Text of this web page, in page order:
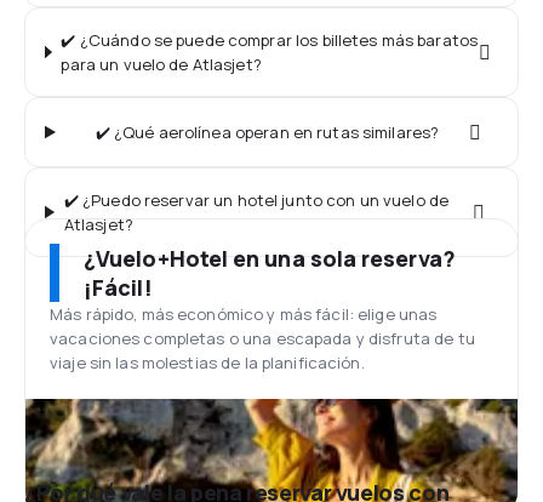
✔️ ¿Cuándo se puede comprar los billetes más baratos
para un vuelo de Atlasjet?
✔️ ¿Qué aerolínea operan en rutas similares?
✔️ ¿Puedo reservar un hotel junto con un vuelo de
Atlasjet?
¿Vuelo+Hotel en una sola reserva?
¡Fácil!
Más rápido, más económico y más fácil: elige unas
vacaciones completas o una escapada y disfruta de tu
viaje sin las molestias de la planificación.
¿Por qué vale la pena reservar vuelos con